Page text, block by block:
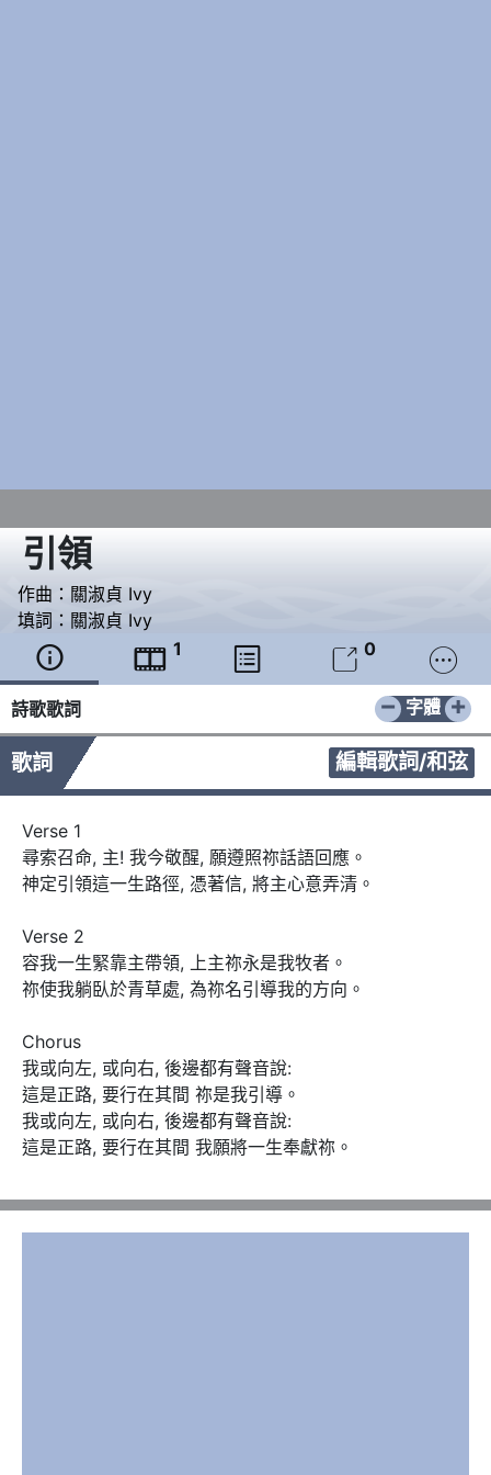
引領
作曲： 關淑貞 Ivy
填詞： 關淑貞 Ivy
  1   0 
詩歌歌詞 − +
字體
歌詞 編輯歌詞/和弦
Verse 1
尋索召命, 主! 我今敬醒, 願遵照祢話語回應。
神定引領這一生路徑, 憑著信, 將主心意弄清。
Verse 2
容我一生緊靠主帶領, 上主祢永是我牧者。
祢使我躺臥於青草處, 為祢名引導我的方向。
Chorus
我或向左, 或向右, 後邊都有聲音說:
這是正路, 要行在其間 祢是我引導。
我或向左, 或向右, 後邊都有聲音說:
這是正路, 要行在其間 我願將一生奉獻祢。